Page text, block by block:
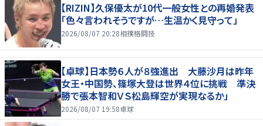
【RIZIN】久保優太が10代一般女性との再婚発表
「色々言われそうですが…生温かく見守って」
2026/08/07 20:28相撲格闘技
【卓球】日本勢６人が８強進出 大藤沙月は昨年
女王・中国勢、篠塚大登は世界４位に挑戦 準決
勝で張本智和ＶＳ松島輝空が実現なるか」
2026/08/07 19:58卓球